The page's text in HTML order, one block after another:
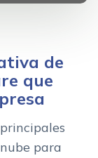
de
que
para